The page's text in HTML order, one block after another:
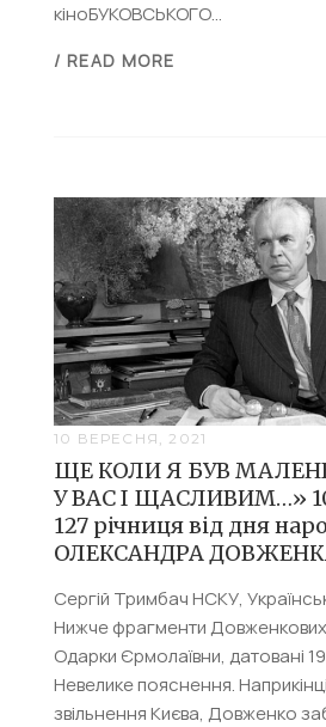
кіноБУКОВСЬКОГО...
/ READ MORE
10 ВЕРЕСНЯ, 2021
ЩЕ КОЛИ Я БУВ
У ВАС І ЩАСЛИВИМ…»
127 річниця від дня
ОЛЕКСАНДРА
Сергій Тримбач НСКУ,
Нижче фрагменти Довженкових
Одарки Єрмолаївни, датовані
Невелике пояснення.
звільнення Києва, Довженко